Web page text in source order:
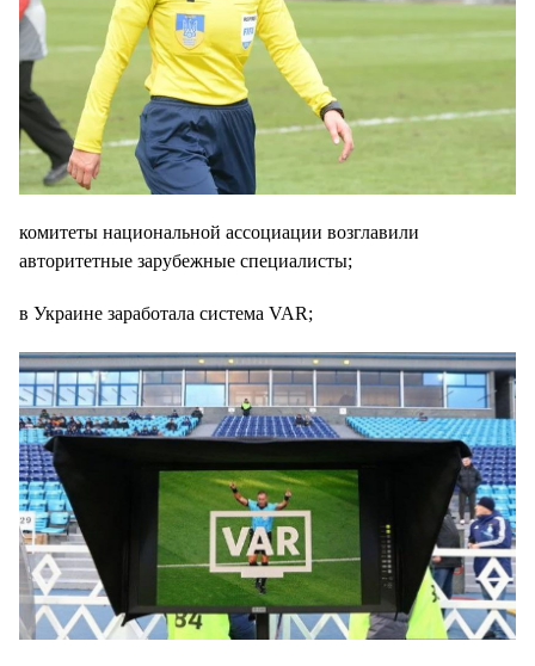
комитеты национальной ассоциации возглавили
авторитетные зарубежные специалисты;
в Украине заработала система VAR;